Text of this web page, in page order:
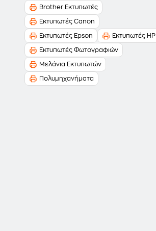
Brother Εκτυπωτές
Εκτυπωτές Canon
Εκτυπωτές Epson Εκτυπωτές HP
Εκτυπωτές Φωτογραφιών
Μελάνια Εκτυπωτών
Πολυμηχανήματα